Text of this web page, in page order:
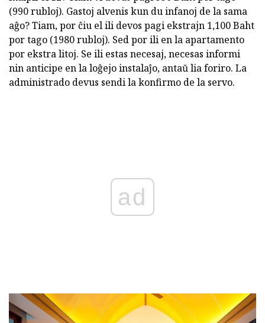
(990 rubloj). Gastoj alvenis kun du infanoj de la sama
aĝo? Tiam, por ĉiu el ili devos pagi ekstrajn 1,100 Baht
por tago (1980 rubloj). Sed por ili en la apartamento
por ekstra litoj. Se ili estas necesaj, necesas informi
nin anticipe en la loĝejo instalaĵo, antaŭ lia foriro. La
administrado devus sendi la konfirmo de la servo.
ad